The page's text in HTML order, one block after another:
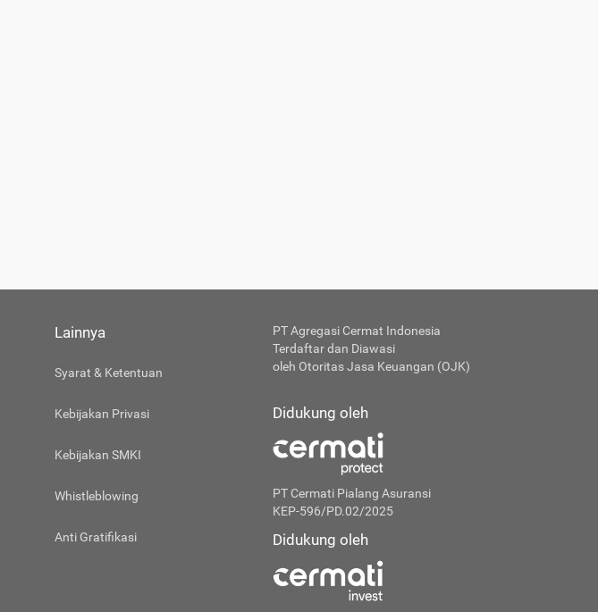
Lainnya
Syarat & Ketentuan
Kebijakan Privasi
Kebijakan SMKI
Whistleblowing
Anti Gratifikasi
PT Agregasi Cermat Indonesia
Terdaftar dan Diawasi
oleh Otoritas Jasa Keuangan (OJK)
Didukung oleh
PT Cermati Pialang Asuransi
KEP-596/PD.02/2025
Didukung oleh